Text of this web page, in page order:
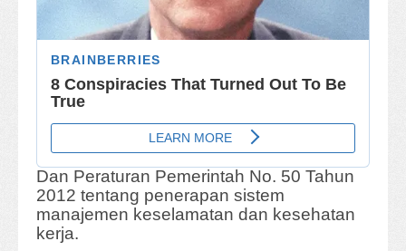
Dan Peraturan Pemerintah No. 50 Tahun
2012 tentang penerapan sistem
manajemen keselamatan dan kesehatan
kerja.